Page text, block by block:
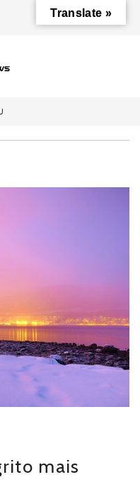
mais
Translate »